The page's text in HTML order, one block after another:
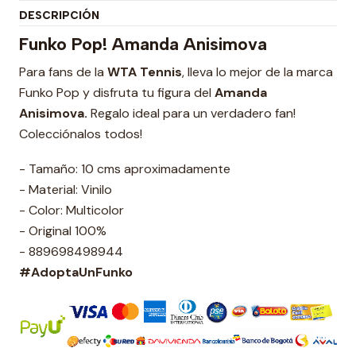
DESCRIPCIÓN
Funko Pop! Amanda Anisimova
Para fans de la WTA Tennis, lleva lo mejor de la marca
Funko Pop y disfruta tu figura del Amanda
Anisimova. Regalo ideal para un verdadero fan!
Colecciónalos todos!
- Tamaño: 10 cms aproximadamente
- Material: Vinilo
- Color: Multicolor
- Original 100%
- 889698498944
#AdoptaUnFunko